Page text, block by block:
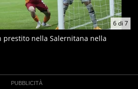
6di 7
prestito nella Salernitana nella